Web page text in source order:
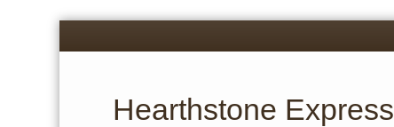
Hearthstone Express